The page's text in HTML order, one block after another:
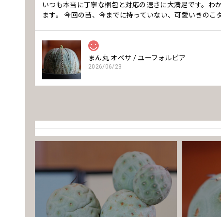
いつも本当に丁寧な梱包と対応の速さに大満足です。わ
ます。 今回の苗、今までに持っていない、可愛いきの
まん丸 オベサ / ユーフォルビア
2026/06/23
【超厳選株】ホワイト オベサ / ユーフォ
いつも素敵な鉢を有難うございます。